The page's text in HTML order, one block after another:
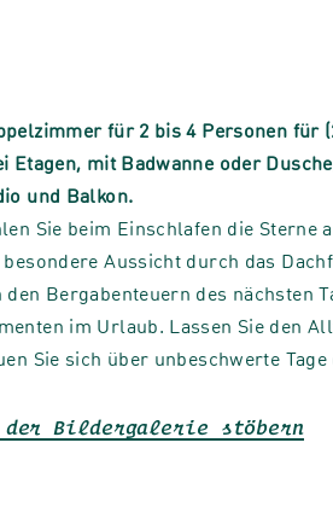
für 2 bis 4 Personen für
Etagen, mit Badwanne oder
und Balkon.
Sie beim Einschlafen die Sterne
besondere Aussicht durch das
den Bergabenteuern des nächsten
im Urlaub. Lassen Sie den
Sie sich über unbeschwerte Tage
Bildergalerie stöbern